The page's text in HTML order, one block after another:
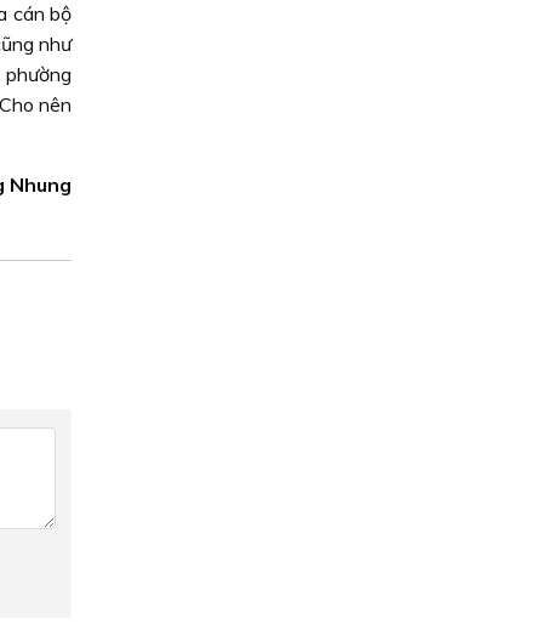
cán bộ
như
phường
nên
Nhung